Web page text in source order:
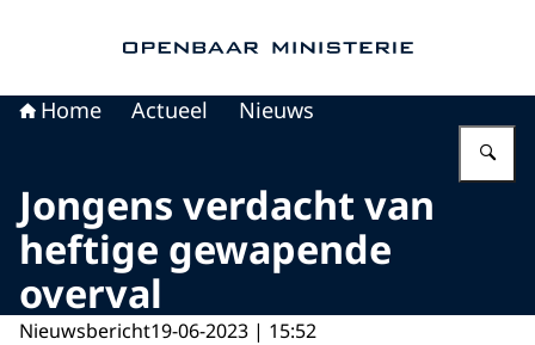
Home Actueel Nieuws
Jongens verdacht van
heftige gewapende
overval
Nieuwsbericht19-06-2023 | 15:52